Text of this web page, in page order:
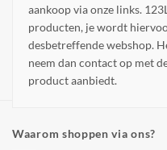
aankoop via onze links.
producten, je wordt
desbetreffende webshop.
neem dan contact op met
product aanbiedt.
Waarom shoppen via ons?